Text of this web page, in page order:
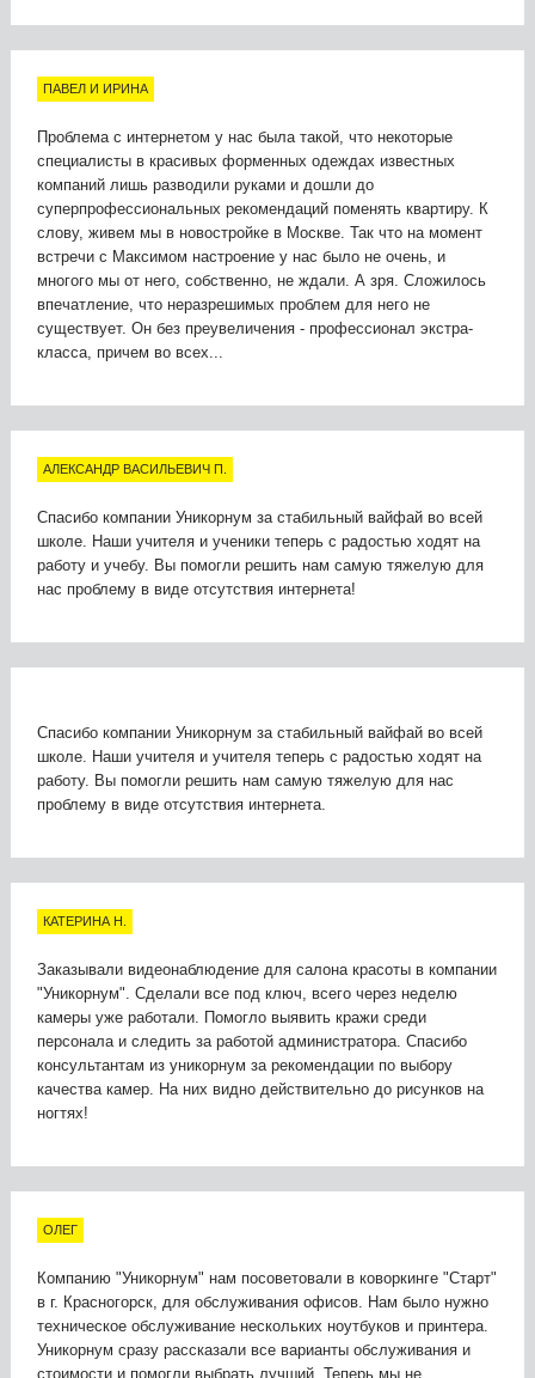
ПАВЕЛ И ИРИНА
Проблема с интернетом у нас была такой, что некоторые
специалисты в красивых форменных одеждах известных
компаний лишь разводили руками и дошли до
суперпрофессиональных рекомендаций поменять квартиру. К
слову, живем мы в новостройке в Москве. Так что на момент
встречи с Максимом настроение у нас было не очень, и
многого мы от него, собственно, не ждали. А зря. Сложилось
впечатление, что неразрешимых проблем для него не
существует. Он без преувеличения - профессионал экстра-
класса, причем во всех...
АЛЕКСАНДР ВАСИЛЬЕВИЧ П.
Спасибо компании Уникорнум за стабильный вайфай во всей
школе. Наши учителя и ученики теперь с радостью ходят на
работу и учебу. Вы помогли решить нам самую тяжелую для
нас проблему в виде отсутствия интернета!
Спасибо компании Уникорнум за стабильный вайфай во всей
школе. Наши учителя и учителя теперь с радостью ходят на
работу. Вы помогли решить нам самую тяжелую для нас
проблему в виде отсутствия интернета.
КАТЕРИНА Н.
Заказывали видеонаблюдение для салона красоты в компании
"Уникорнум". Сделали все под ключ, всего через неделю
камеры уже работали. Помогло выявить кражи среди
персонала и следить за работой администратора. Спасибо
консультантам из уникорнум за рекомендации по выбору
качества камер. На них видно действительно до рисунков на
ногтях!
ОЛЕГ
Компанию "Уникорнум" нам посоветовали в коворкинге "Старт"
в г. Красногорск, для обслуживания офисов. Нам было нужно
техническое обслуживание нескольких ноутбуков и принтера.
Уникорнум сразу рассказали все варианты обслуживания и
стоимости и помогли выбрать лучший. Теперь мы не